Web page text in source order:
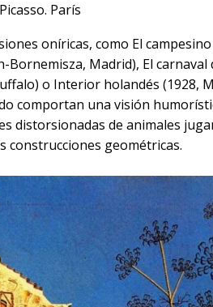
París
oníricas, como El
Bornemisza, Madrid), El
o Interior holandés (1928,
comportan una visión
distorsionadas de animales
construcciones geométricas.